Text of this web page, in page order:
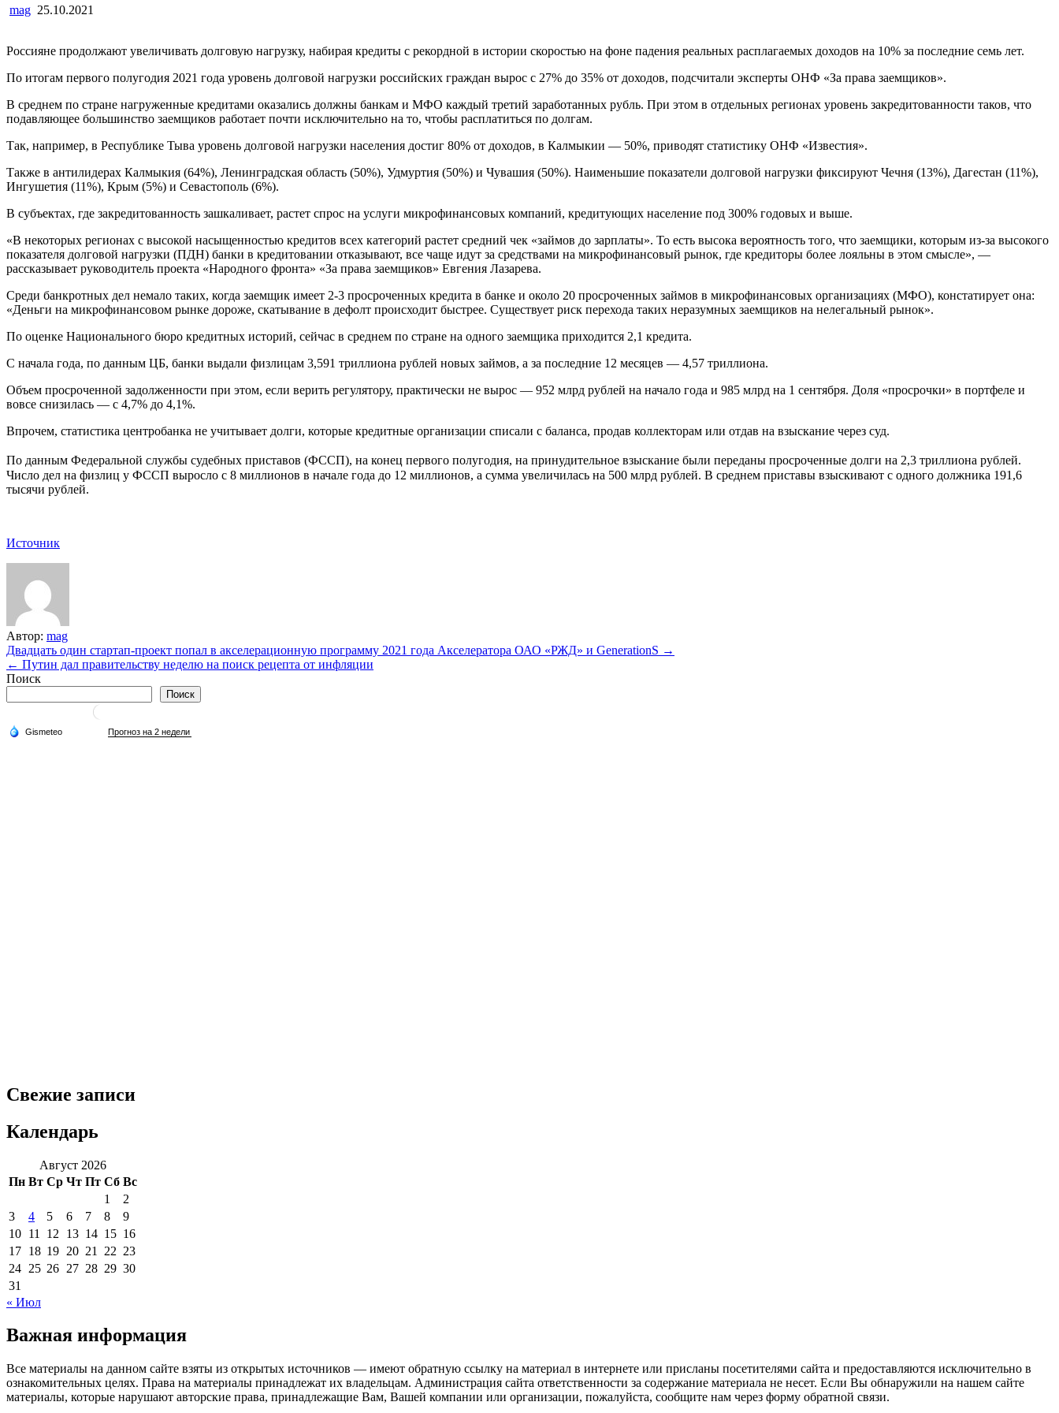
mag 25.10.2021
Россияне продолжают увеличивать долговую нагрузку, набирая кредиты с рекордной в истории скоростью на фоне падения реальных расплагаемых доходов на 10% за последние семь лет.
По итогам первого полугодия 2021 года уровень долговой нагрузки российских граждан вырос с 27% до 35% от доходов, подсчитали эксперты ОНФ «За права заемщиков».
В среднем по стране нагруженные кредитами оказались должны банкам и МФО каждый третий заработанных рубль. При этом в отдельных регионах уровень закредитованности таков, что
подавляющее большинство заемщиков работает почти исключительно на то, чтобы расплатиться по долгам.
Так, например, в Республике Тыва уровень долговой нагрузки населения достиг 80% от доходов, в Калмыкии — 50%, приводят статистику ОНФ «Известия».
Также в антилидерах Калмыкия (64%), Ленинградская область (50%), Удмуртия (50%) и Чувашия (50%). Наименьшие показатели долговой нагрузки фиксируют Чечня (13%), Дагестан (11%),
Ингушетия (11%), Крым (5%) и Севастополь (6%).
В субъектах, где закредитованность зашкаливает, растет спрос на услуги микрофинансовых компаний, кредитующих население под 300% годовых и выше.
«В некоторых регионах с высокой насыщенностью кредитов всех категорий растет средний чек «займов до зарплаты». То есть высока вероятность того, что заемщики, которым из-за высокого
показателя долговой нагрузки (ПДН) банки в кредитовании отказывают, все чаще идут за средствами на микрофинансовый рынок, где кредиторы более лояльны в этом смысле», —
рассказывает руководитель проекта «Народного фронта» «За права заемщиков» Евгения Лазарева.
Среди банкротных дел немало таких, когда заемщик имеет 2-3 просроченных кредита в банке и около 20 просроченных займов в микрофинансовых организациях (МФО), констатирует она:
«Деньги на микрофинансовом рынке дороже, скатывание в дефолт происходит быстрее. Существует риск перехода таких неразумных заемщиков на нелегальный рынок».
По оценке Национального бюро кредитных историй, сейчас в среднем по стране на одного заемщика приходится 2,1 кредита.
С начала года, по данным ЦБ, банки выдали физлицам 3,591 триллиона рублей новых займов, а за последние 12 месяцев — 4,57 триллиона.
Объем просроченной задолженности при этом, если верить регулятору, практически не вырос — 952 млрд рублей на начало года и 985 млрд на 1 сентября. Доля «просрочки» в портфеле и
вовсе снизилась — с 4,7% до 4,1%.
Впрочем, статистика центробанка не учитывает долги, которые кредитные организации списали с баланса, продав коллекторам или отдав на взыскание через суд.
По данным Федеральной службы судебных приставов (ФССП), на конец первого полугодия, на принудительное взыскание были переданы просроченные долги на 2,3 триллиона рублей.
Число дел на физлиц у ФССП выросло с 8 миллионов в начале года до 12 миллионов, а сумма увеличилась на 500 млрд рублей. В среднем приставы взыскивают с одного должника 191,6
тысячи рублей.
Источник
Автор: mag
Навигация
по
Двадцать один стартап-проект попал в акселерационную программу 2021 года Акселератора ОАО «РЖД» и GenerationS →
← Путин дал правительству неделю на поиск рецепта от инфляции
Поиск
Поиск
Свежие записи
Календарь
Август 2026
Пн Вт Ср Чт Пт Сб Вс
1
2
3
4 5 6 7 8
9
10 11 12 13 14 15 16
17 18 19 20 21 22 23
24 25 26 27 28 29 30
31
« Июл
Важная информация
Все материалы на данном сайте взяты из открытых источников — имеют обратную ссылку на материал в интернете или присланы посетителями сайта и предоставляются исключительно в
ознакомительных целях. Права на материалы принадлежат их владельцам. Администрация сайта ответственности за содержание материала не несет. Если Вы обнаружили на нашем сайте
материалы, которые нарушают авторские права, принадлежащие Вам, Вашей компании или организации, пожалуйста, сообщите нам через форму обратной связи.